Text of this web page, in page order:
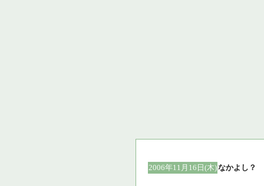
2006年11月16日(木)なかよし？